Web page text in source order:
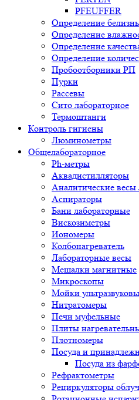
PFEUFFER
Определение
Определение
Определение
Определение
Пробоотборники РП
Пурки
Рассевы
Сито лабораторное
Термоштанги
Контроль гигиены
Люминометры
Общелабораторное
Ph-метры
Аквадистилляторы
Аналитические весы
Аспираторы
Бани лабораторные
Вискозиметры
Иономеры
Колбонагреватель
Лабораторные весы
Мешалки магнитные
Микроскопы
Мойки
Нитратомеры
Печи муфельные
Плиты
Плотномеры
Посуда и
Посуда из
Рефрактометры
Рециркуляторы